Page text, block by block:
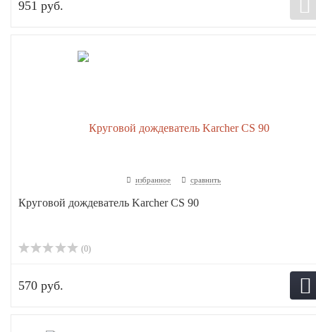
951 руб.
избранное сравнить
Круговой дождеватель Karcher CS 90
(0)
570 руб.